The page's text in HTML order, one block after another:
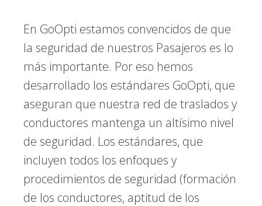
En GoOpti estamos convencidos de que
la seguridad de nuestros Pasajeros es lo
más importante. Por eso hemos
desarrollado los estándares GoOpti, que
aseguran que nuestra red de traslados y
conductores mantenga un altísimo nivel
de seguridad. Los estándares, que
incluyen todos los enfoques y
procedimientos de seguridad (formación
de los conductores, aptitud de los